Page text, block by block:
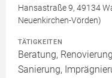
Hansastraße 9, 49134
Neuenkirchen-Vörden)
TÄTIGKEITEN
Beratung,
Sanierung,